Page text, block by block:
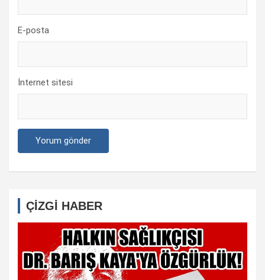
E-posta
İnternet sitesi
ÇİZGİ HABER